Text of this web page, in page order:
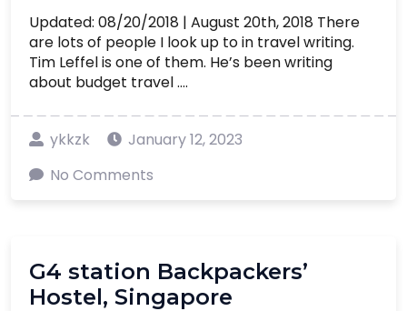
Updated: 08/20/2018 | August 20th, 2018 There
are lots of people I look up to in travel writing.
Tim Leffel is one of them. He’s been writing
about budget travel ....
ykkzk
January 12, 2023
No Comments
G4 station Backpackers’
Hostel, Singapore